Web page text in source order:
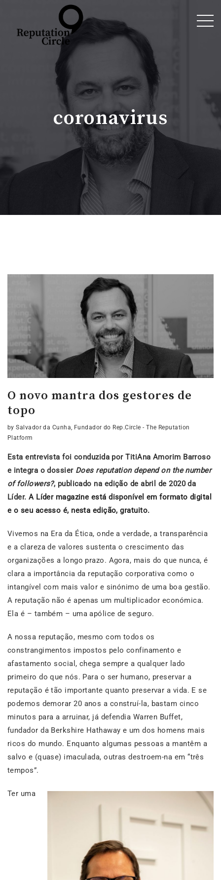
coronavirus
O novo mantra dos gestores de
topo
by Salvador da Cunha, Fundador do Rep.Circle - The Reputation
Platform
Esta entrevista foi conduzida por TitiAna Amorim Barroso
e integra o dossier Does reputation depend on the number
of followers?, publicado na edição de abril de 2020 da
Líder.A Líder magazine está disponível em formato digital
e o seu acesso é, nesta edição, gratuito.
Vivemos na Era da Ética, onde a verdade, a transparência
e a clareza de valores sustenta o crescimento das
organizações a longo prazo. Agora, mais do que nunca, é
clara a importância da reputação corporativa como o
intangível com mais valor e sinónimo de uma boa gestão.
A reputação não é apenas um multiplicador económica.
Ela é – também – uma apólice de seguro.
A nossa reputação, mesmo com todos os
constrangimentos impostos pelo confinamento e
afastamento social, chega sempre a qualquer lado
primeiro do que nós. Para o ser humano, preservar a
reputação é tão importante quanto preservar a vida. E se
podemos demorar 20 anos a construí-la, bastam cinco
minutos para a arruinar, já defendia Warren Buffet,
fundador da Berkshire Hathaway e um dos homens mais
ricos do mundo. Enquanto algumas pessoas a mantêm a
salvo e (quase) imaculada, outras destroem-na em “três
tempos”.
Ter uma